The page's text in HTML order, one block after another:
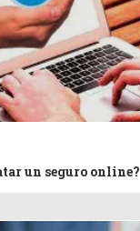
un seguro online?